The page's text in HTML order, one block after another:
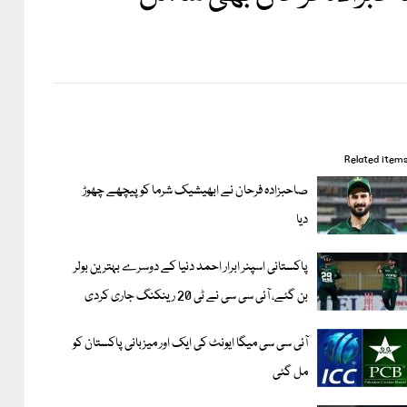
Related items
صاحبزادہ فرحان نے ابھیشیک شرما کو پیچھے چھوڑ
دیا
پاکستانی اسپنر ابرار احمد دنیا کے دوسرے بہترین بولر
بن گئے، آئی سی سی نے ٹی 20 رینکنگ جاری کردی
آئی سی سی میگا ایونٹ کی ایک اور میزبانی پاکستان کو
مل گئی